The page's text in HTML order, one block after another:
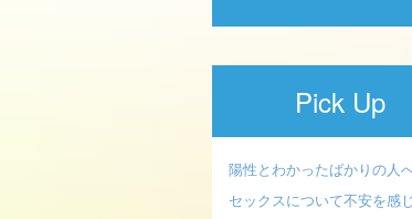
Pick Up
陽性とわかったばかりの人
セックスについて不安を感